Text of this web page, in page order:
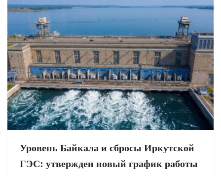
Уровень Байкала и сбросы Иркутской
ГЭС: утвержден новый график работы